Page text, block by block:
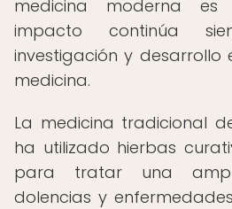
medicina moderna
impacto continúa
investigación y
medicina.
La medicina tradicional
ha utilizado hierbas
para tratar una
dolencias y